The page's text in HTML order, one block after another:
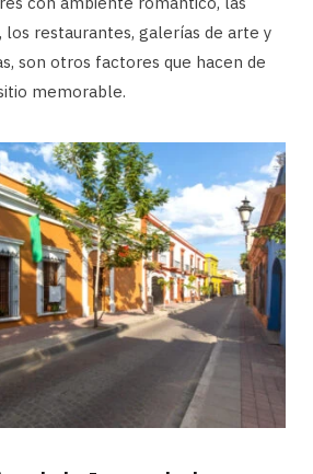
restaurantes, galerías de arte y
son otros factores que hacen de
memorable.